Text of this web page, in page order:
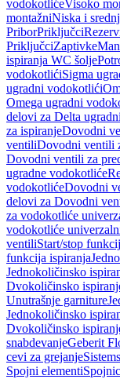
vodokotlićeVisoko
montažniNiska i
PriborPriključci
PriključciZaptivke
ispiranja WC šolje
vodokotlićiSigma
ugradni vodokotlići
Omega ugradni
delovi za Delta
za ispiranjeDovodni
ventiliDovodni ventili
Dovodni ventili za
ugradne vodokotliće
vodokotlićeDovodni
delovi za Dovodni
za vodokotliće
vodokotliće
ventiliStart/stop
funkcija ispiranja
Jednokoličinsko
Dvokoličinsko
Unutrašnje garniture
Jednokoličinsko
Dvokoličinsko
snabdevanjeGeberit
cevi za grejanje
Spojni elementi